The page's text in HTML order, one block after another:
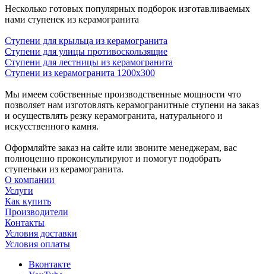
Несколько готовых популярных подборок изготавливаемых
нами ступенек из керамогранита
Ступени для крыльца из керамогранита
Ступени для улицы противоскользящие
Ступени для лестницы из керамогранита
Ступени из керамогранита 1200х300
Мы имеем собственные производственные мощности что
позволяет нам изготовлять керамогранитные ступени на заказ
и осуществлять резку керамогранита, натурального и
искусственного камня.
Оформляйте заказ на сайте или звоните менеджерам, вас
полноценно проконсультируют и помогут подобрать
ступеньки из керамогранита.
О компании
Услуги
Как купить
Производители
Контакты
Условия доставки
Условия оплаты
Вконтакте